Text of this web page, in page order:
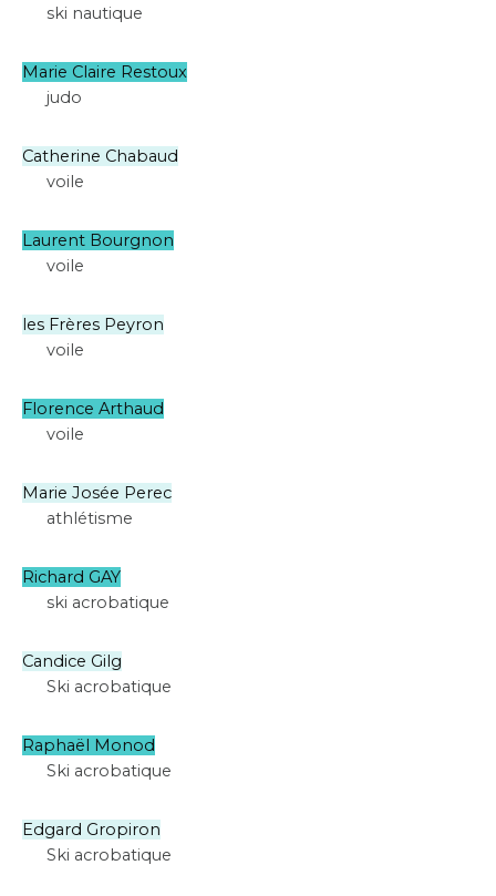
ski nautique
Marie Claire Restoux
judo
Catherine Chabaud
voile
Laurent Bourgnon
voile
les Frères Peyron
voile
Florence Arthaud
voile
Marie Josée Perec
athlétisme
Richard GAY
ski acrobatique
Candice Gilg
Ski acrobatique
Raphaël Monod
Ski acrobatique
Edgard Gropiron
Ski acrobatique